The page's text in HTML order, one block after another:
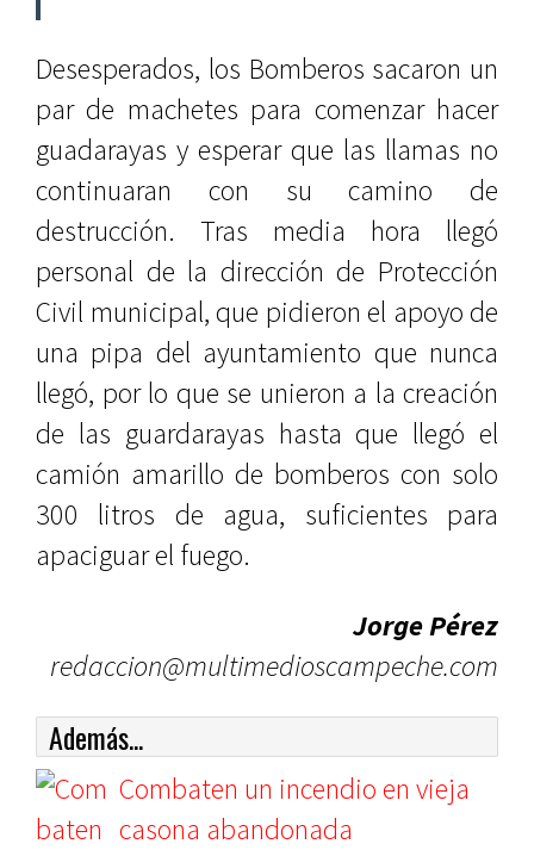
Desesperados, los Bomberos sacaron un
par de machetes para comenzar hacer
guadarayas y esperar que las llamas no
continuaran con su camino de
destrucción. Tras media hora llegó
personal de la dirección de Protección
Civil municipal, que pidieron el apoyo de
una pipa del ayuntamiento que nunca
llegó, por lo que se unieron a la creación
de las guardarayas hasta que llegó el
camión amarillo de bomberos con solo
300 litros de agua, suficientes para
apaciguar el fuego.
Jorge Pérez
redaccion@multimedioscampeche.com
Además...
Combaten un incendio en vieja
casona abandonada